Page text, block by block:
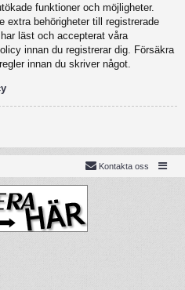
funktioner och möjligheter.
extra behörigheter till registrerade
läst och accepterat våra
innan du registrerar dig. Försäkra
innan du skriver något.
Kontakta oss